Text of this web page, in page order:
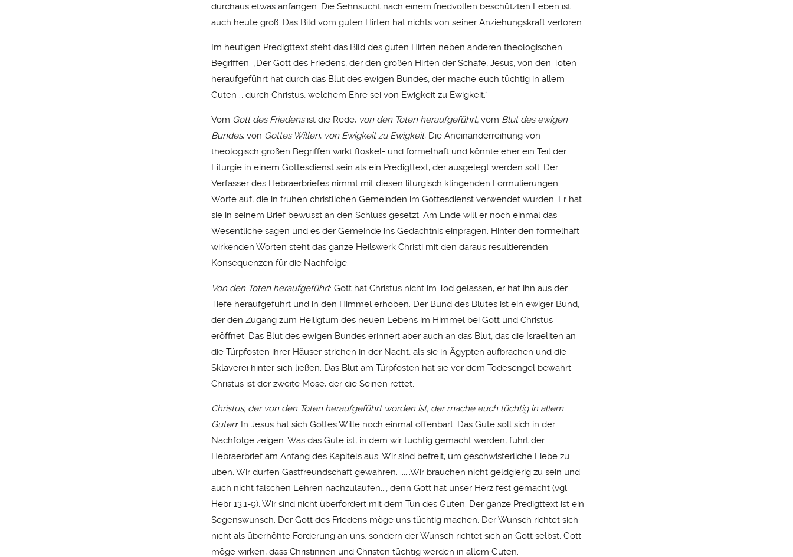
durchaus etwas anfangen. Die Sehnsucht nach einem friedvollen beschützten Leben ist
auch heute groß. Das Bild vom guten Hirten hat nichts von seiner Anziehungskraft verloren.
Im heutigen Predigttext steht das Bild des guten Hirten neben anderen theologischen
Begriffen: „Der Gott des Friedens, der den großen Hirten der Schafe, Jesus, von den Toten
heraufgeführt hat durch das Blut des ewigen Bundes, der mache euch tüchtig in allem
Guten … durch Christus, welchem Ehre sei von Ewigkeit zu Ewigkeit.“
Vom Gott des Friedensist die Rede, von den Toten heraufgeführt, vom Blut des ewigen
Bundes, von Gottes Willen, von Ewigkeit zu Ewigkeit. Die Aneinanderreihung von
theologisch großen Begriffen wirkt floskel- und formelhaft und könnte eher ein Teil der
Liturgie in einem Gottesdienst sein als ein Predigttext, der ausgelegt werden soll. Der
Verfasser des Hebräerbriefes nimmt mit diesen liturgisch klingenden Formulierungen
Worte auf, die in frühen christlichen Gemeinden im Gottesdienst verwendet wurden. Er hat
sie in seinem Brief bewusst an den Schluss gesetzt. Am Ende will er noch einmal das
Wesentliche sagen und es der Gemeinde ins Gedächtnis einprägen. Hinter den formelhaft
wirkenden Worten steht das ganze Heilswerk Christi mit den daraus resultierenden
Konsequenzen für die Nachfolge.
Von den Toten heraufgeführt: Gott hat Christus nicht im Tod gelassen, er hat ihn aus der
Tiefe heraufgeführt und in den Himmel erhoben. Der Bund des Blutes ist ein ewiger Bund,
der den Zugang zum Heiligtum des neuen Lebens im Himmel bei Gott und Christus
eröffnet. Das Blut des ewigen Bundes erinnert aber auch an das Blut, das die Israeliten an
die Türpfosten ihrer Häuser strichen in der Nacht, als sie in Ägypten aufbrachen und die
Sklaverei hinter sich ließen. Das Blut am Türpfosten hat sie vor dem Todesengel bewahrt.
Christus ist der zweite Mose, der die Seinen rettet.
Christus, der von den Toten heraufgeführt worden ist, der mache euch tüchtig in allem
Guten: In Jesus hat sich Gottes Wille noch einmal offenbart. Das Gute soll sich in der
Nachfolge zeigen. Was das Gute ist, in dem wir tüchtig gemacht werden, führt der
Hebräerbrief am Anfang des Kapitels aus: Wir sind befreit, um geschwisterliche Liebe zu
üben. Wir dürfen Gastfreundschaft gewähren. ......Wir brauchen nicht geldgierig zu sein und
auch nicht falschen Lehren nachzulaufen..., denn Gott hat unser Herz fest gemacht (vgl.
Hebr 13,1-9). Wir sind nicht überfordert mit dem Tun des Guten. Der ganze Predigttext ist ein
Segenswunsch. Der Gott des Friedens möge uns tüchtig machen. Der Wunsch richtet sich
nicht als überhöhte Forderung an uns, sondern der Wunsch richtet sich an Gott selbst. Gott
möge wirken, dass Christinnen und Christen tüchtig werden in allem Guten.